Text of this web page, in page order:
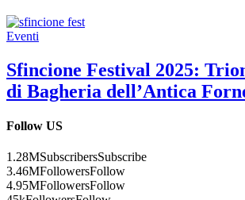
Eventi
Sfincione Festival 2025:
di Bagheria dell’Antica
Follow US
1.28MSubscribersSubscribe
3.46MFollowersFollow
4.95MFollowersFollow